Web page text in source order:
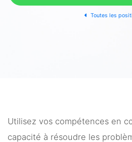
Toutes les
Utilisez vos compétences en
capacité à résoudre les